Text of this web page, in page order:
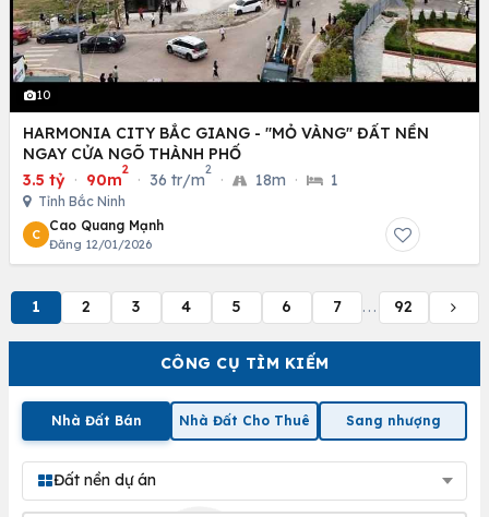
CÔNG CỤ TÌM KIẾM
Nhà Đất Bán Nhà Đất Cho Thuê Sang nhượng
Đất nền dự án
10
HARMONIA CITY BẮC GIANG - "MỎ VÀNG" ĐẤT NỀN
NGAY CỬA NGÕ THÀNH PHỐ
3.5 tỷ · 90m
2
· 36 tr/m
2
· 18m · 1
Tỉnh Bắc Ninh
C
Cao Quang Mạnh
Đăng 12/01/2026
1 2 3 4 5 6 7 ... 92